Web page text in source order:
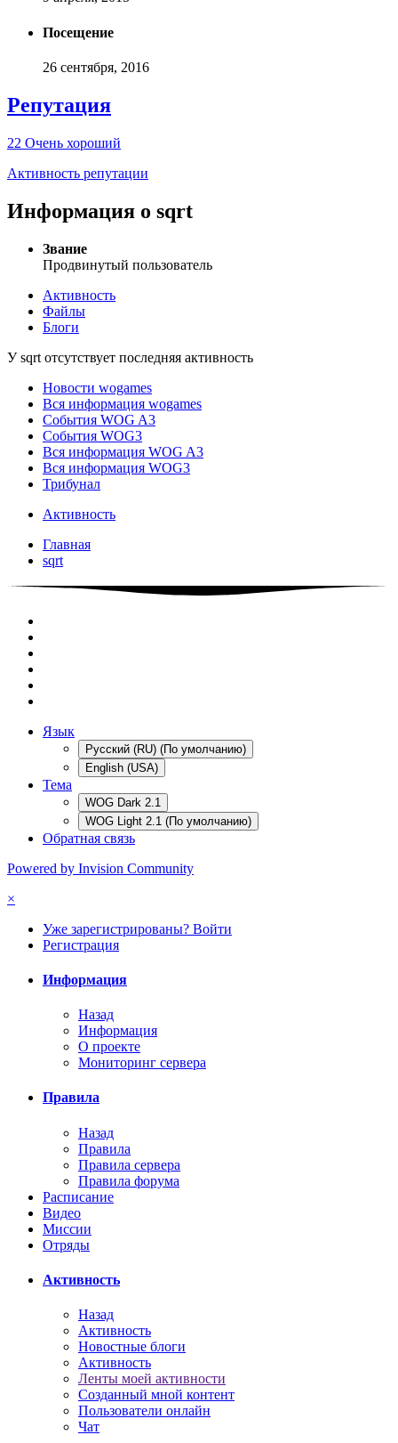
Посещение
26 сентября, 2016
Репутация
22 Очень хороший
Активность репутации
Информация о sqrt
Звание
Продвинутый пользователь
Активность
Файлы
Блоги
У sqrt отсутствует последняя активность
Новости wogames
Вся информация wogames
События WOG A3
События WOG3
Вся информация WOG A3
Вся информация WOG3
Трибунал
Активность
Главная
sqrt
Язык
Русский (RU) (По умолчанию)
English (USA)
Тема
WOG Dark 2.1
WOG Light 2.1 (По умолчанию)
Обратная связь
Powered by Invision Community
×
Уже зарегистрированы? Войти
Регистрация
Информация
Назад
Информация
О проекте
Мониторинг сервера
Правила
Назад
Правила
Правила сервера
Правила форума
Расписание
Видео
Миссии
Отряды
Активность
Назад
Активность
Новостные блоги
Активность
Ленты моей активности
Созданный мной контент
Пользователи онлайн
Чат